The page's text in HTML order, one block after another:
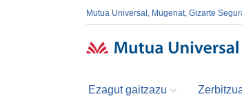
Mutua Universal, Mugenat, Gizarte
Ezagut gaitzazu